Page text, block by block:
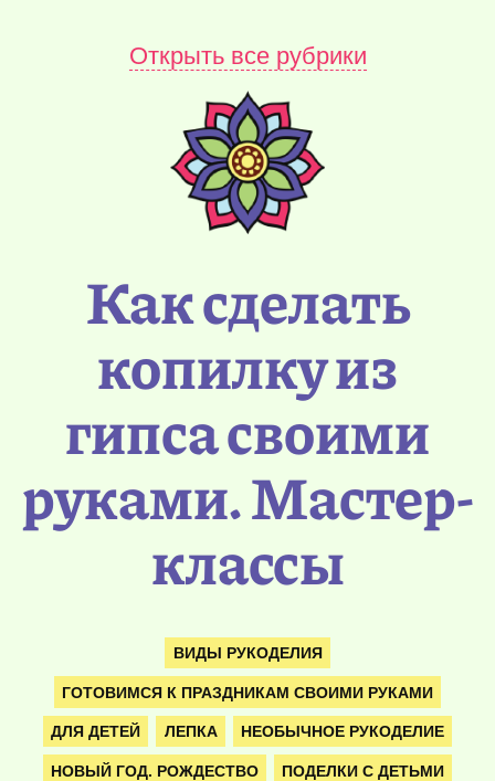
Открыть все рубрики
Как сделать
копилку из
гипса своими
руками. Мастер-
классы
ВИДЫ РУКОДЕЛИЯ
ГОТОВИМСЯ К ПРАЗДНИКАМ СВОИМИ РУКАМИ
ДЛЯ ДЕТЕЙ ЛЕПКА НЕОБЫЧНОЕ РУКОДЕЛИЕ
НОВЫЙ ГОД. РОЖДЕСТВО ПОДЕЛКИ С ДЕТЬМИ